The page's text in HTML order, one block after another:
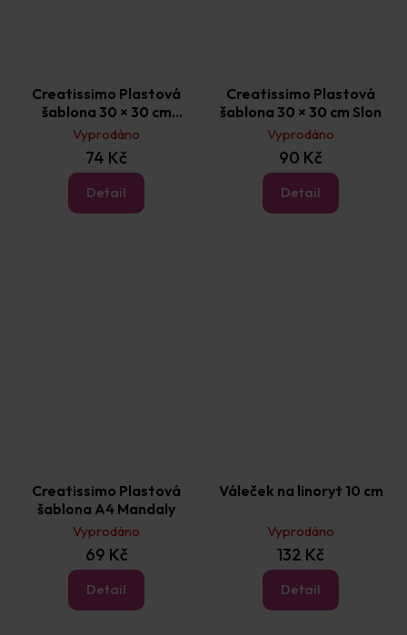
Creatissimo Plastová
šablona 30 × 30 cm
Orientální květina
Vyprodáno
74 Kč
Detail
Creatissimo Plastová
šablona 30 × 30 cm Slon
Vyprodáno
90 Kč
Detail
Creatissimo Plastová
šablona A4 Mandaly
Vyprodáno
69 Kč
Detail
Váleček na linoryt 10 cm
Vyprodáno
132 Kč
Detail